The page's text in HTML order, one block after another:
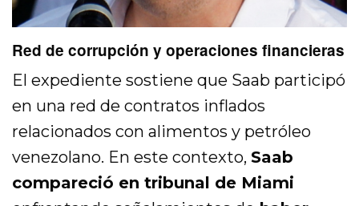
Red de corrupción y operaciones financieras
El expediente sostiene que Saab participó
en una red de contratos inflados
relacionados con alimentos y petróleo
venezolano. En este contexto,Saab
compareció en tribunal de Miami